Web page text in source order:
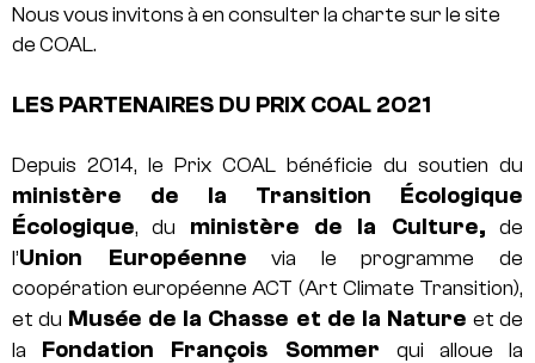
Nous vous invitons à en consulter la charte sur le site
de COAL.
LES PARTENAIRES DU PRIX COAL 2021
Depuis 2014, le Prix COAL bénéficie du soutien du
ministère de la Transition Écologique
Écologique, du ministère de la Culture, de
l’Union Européenne via le programme de
coopération européenne ACT (Art Climate Transition),
et du Musée de la Chasse et de la Nature et de
la Fondation François Sommer qui alloue la